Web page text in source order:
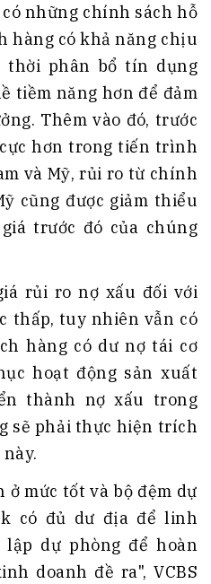
những chính sách hỗ
hàng có khả năng chịu
thời phân bổ tín dụng
tiềm năng hơn để đảm
Thêm vào đó, trước
hơn trong tiến trình
và Mỹ, rủi ro từ chính
cũng được giảm thiểu
trước đó của chúng
rủi ro nợ xấu đối với
thấp, tuy nhiên vẫn có
hàng có dư nợ tái cơ
hoạt động sản xuất
thành nợ xấu trong
sẽ phải thực hiện trích
ở mức tốt và bộ đệm dự
có đủ dư địa để linh
dự phòng để hoàn
doanh đề ra", VCBS